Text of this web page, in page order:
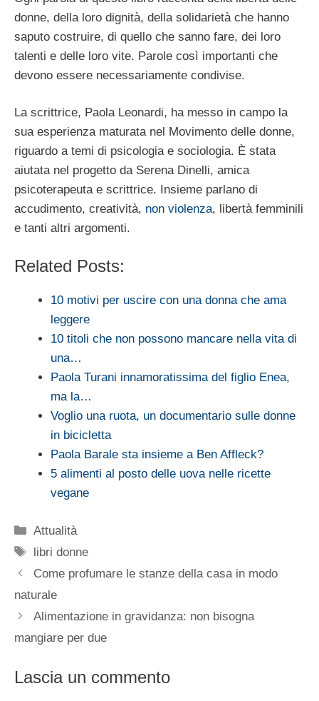
donne, della loro dignità, della solidarietà che hanno
saputo costruire, di quello che sanno fare, dei loro
talenti e delle loro vite. Parole così importanti che
devono essere necessariamente condivise.
La scrittrice, Paola Leonardi, ha messo in campo la
sua esperienza maturata nel Movimento delle donne,
riguardo a temi di psicologia e sociologia. È stata
aiutata nel progetto da Serena Dinelli, amica
psicoterapeuta e scrittrice. Insieme parlano di
accudimento, creatività, non violenza, libertà femminili
e tanti altri argomenti.
Related Posts:
10 motivi per uscire con una donna che ama
leggere
10 titoli che non possono mancare nella vita di
una…
Paola Turani innamoratissima del figlio Enea,
ma la…
Voglio una ruota, un documentario sulle donne
in bicicletta
Paola Barale sta insieme a Ben Affleck?
5 alimenti al posto delle uova nelle ricette
vegane
Categorie
Attualità
Tag
libri donne
Come profumare le stanze della casa in modo
naturale
Alimentazione in gravidanza: non bisogna
mangiare per due
Lascia un commento